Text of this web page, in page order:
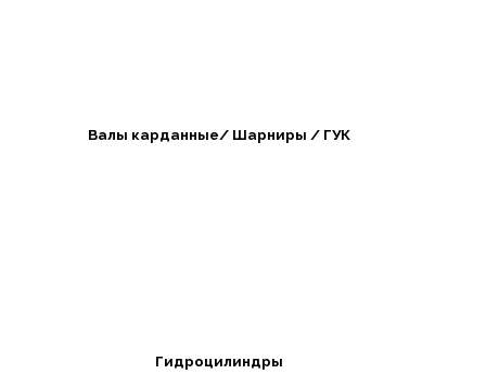
Валы карданные/ Шарниры / ГУК
Гидроцилиндры